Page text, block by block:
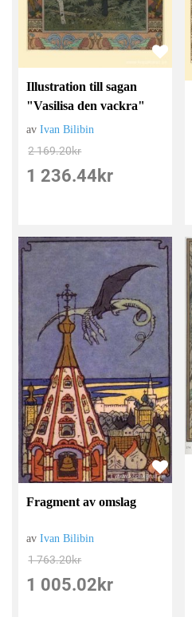
Illustration till sagan
"Vasilisa den vackra"
avIvan Bilibin
2 169.20kr
1 236.44 kr
Fragment av omslag
avIvan Bilibin
1 763.20kr
1 005.02 kr